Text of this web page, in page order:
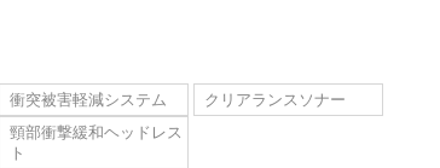
衝突被害軽減システム
クリアランスソナー
頸部衝撃緩和ヘッドレス
ト